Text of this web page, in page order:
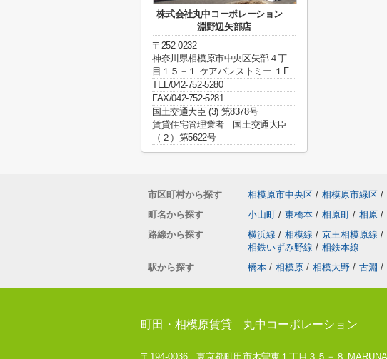
株式会社丸中コーポレーション
淵野辺矢部店
〒252-0232
神奈川県相模原市中央区矢部４丁
目１５－１ ケアパレストミー １F
TEL/042-752-5280
FAX/042-752-5281
国土交通大臣 (3) 第8378号
賃貸住宅管理業者 国土交通大臣
（２）第5622号
市区町村から探す 相模原市中央区 / 相模原市緑区 /
町名から探す
小山町 / 東橋本 / 相原町 / 相原 /
路線から探す
横浜線 / 相模線 / 京王相模原線 /
相鉄いずみ野線 / 相鉄本線
駅から探す
橋本 / 相模原 / 相模大野 / 古淵 /
町田・相模原賃貸 丸中コーポレーション
〒194-0036 東京都町田市木曽東１丁目３５－８